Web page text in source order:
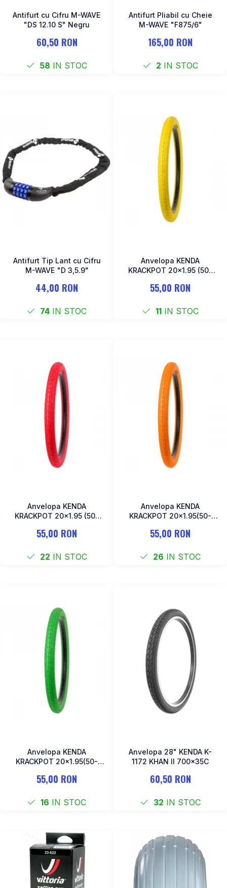
Antifurt cu Cifru M-WAVE
"DS 12.10 S" Negru
60,50 RON
58 IN STOC
Antifurt Pliabil cu Cheie
M-WAVE "F875/6"
165,00 RON
2 IN STOC
Antifurt Tip Lant cu Cifru
M-WAVE "D 3,5.9"
44,00 RON
74 IN STOC
Anvelopa KENDA
KRACKPOT 20x1.95 (50-
55,00 RON
11IN STOC
Anvelopa KENDA
KRACKPOT 20x1.95 (50-
55,00 RON
22 IN STOC
Anvelopa KENDA
KRACKPOT 20x1.95(50-
55,00 RON
26 IN STOC
Anvelopa KENDA
KRACKPOT 20x1.95(50-
55,00 RON
16 IN STOC
Anvelopa 28" KENDA K-
1172 KHAN II 700x35C
60,50 RON
32 IN STOC